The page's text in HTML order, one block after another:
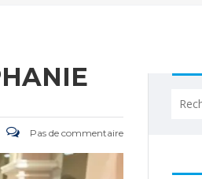
Pas de commentaire